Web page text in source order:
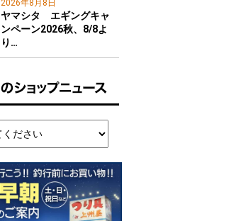
2026年8月8日
ヤマシタ エギングキャ
ンペーン2026秋、8/8よ
り…